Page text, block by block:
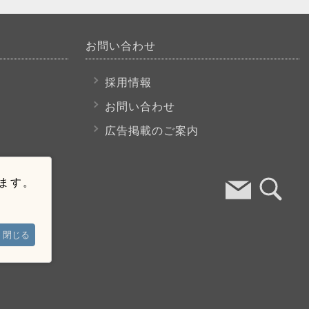
。
閉じる
お問い合わせ
採用情報
お問い合わせ
広告掲載のご案内